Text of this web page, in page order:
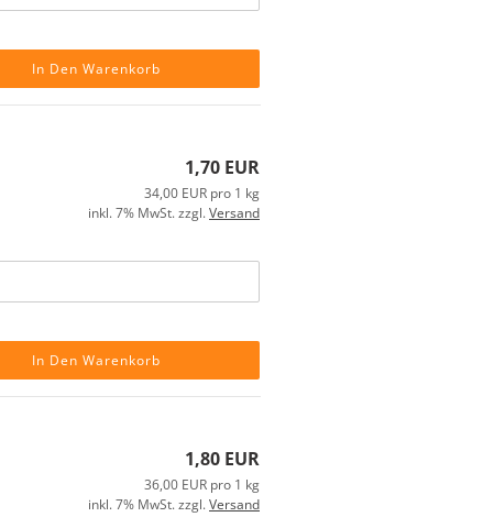
In Den Warenkorb
1,70 EUR
34,00 EUR pro 1 kg
inkl. 7% MwSt. zzgl.Versand
In Den Warenkorb
1,80 EUR
36,00 EUR pro 1 kg
inkl. 7% MwSt. zzgl.Versand